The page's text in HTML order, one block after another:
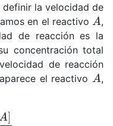
la velocidad de
en el reactivoA,
de reacción es la
concentración total
de reacción
el reactivoA,
dt